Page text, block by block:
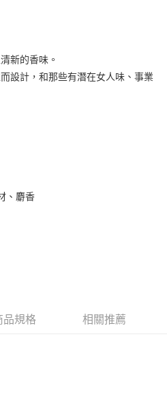
含預購商品］
)免運費
免運費
新的香味。
設計，和那些有潛在女人味、事業
、麝香
品規格 相關推薦